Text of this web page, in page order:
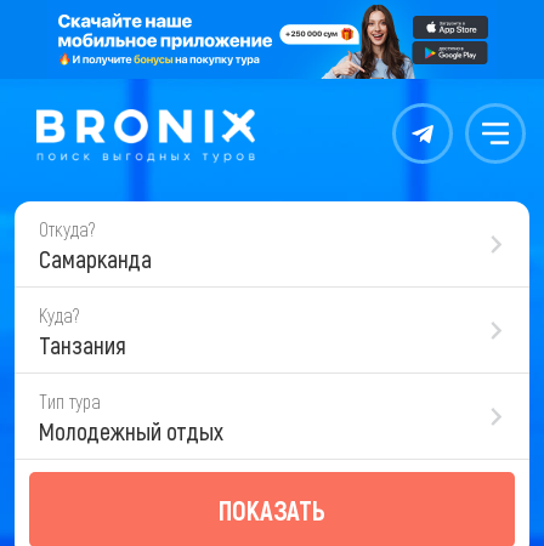
Контакты Меню
Откуда?
Самарканда
Куда?
Танзания
Тип тура
Молодежный отдых
ПОКАЗАТЬ